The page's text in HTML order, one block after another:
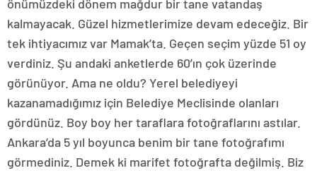
önümüzdeki dönem mağdur bir tane vatandaş
kalmayacak. Güzel hizmetlerimize devam edeceğiz. Bir
tek ihtiyacımız var Mamak’ta. Geçen seçim yüzde 51 oy
verdiniz. Şu andaki anketlerde 60’ın çok üzerinde
görünüyor. Ama ne oldu? Yerel belediyeyi
kazanamadığımız için Belediye Meclisinde olanları
gördünüz. Boy boy her taraflara fotoğraflarını astılar.
Ankara’da 5 yıl boyunca benim bir tane fotoğrafımı
görmediniz. Demek ki marifet fotoğrafta değilmiş. Biz